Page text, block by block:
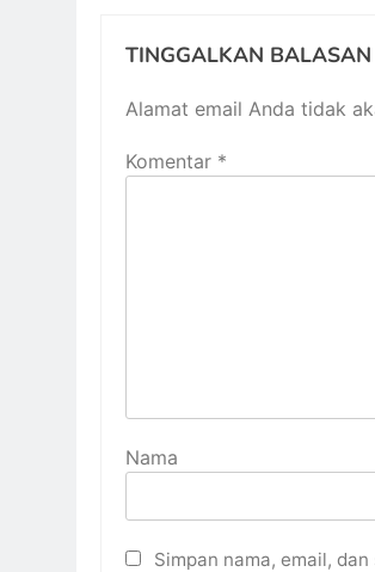
TINGGALKAN BALASAN
Alamat email Anda tidak
Komentar *
Nama
Simpan nama, email,